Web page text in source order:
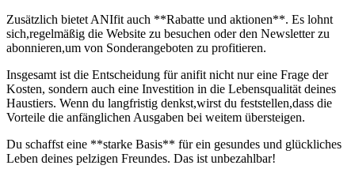
Zusätzlich bietet ANIfit auch **Rabatte und aktionen**. Es lohnt
sich,regelmäßig ⁣die Website zu besuchen oder den Newsletter ‍zu
abonnieren,um ⁤von Sonderangeboten zu profitieren.
Insgesamt ist‌ die Entscheidung für ⁤anifit nicht ‍nur ‍eine Frage der
Kosten, sondern auch eine Investition in die Lebensqualität deines⁤
Haustiers. Wenn du langfristig⁣ denkst,wirst du feststellen,dass die
Vorteile die anfänglichen Ausgaben⁢ bei weitem ‌übersteigen.
Du schaffst ‌eine **starke Basis** für ein gesundes und glückliches
Leben ‌deines ⁣pelzigen Freundes. Das ⁤ist ​unbezahlbar!‌